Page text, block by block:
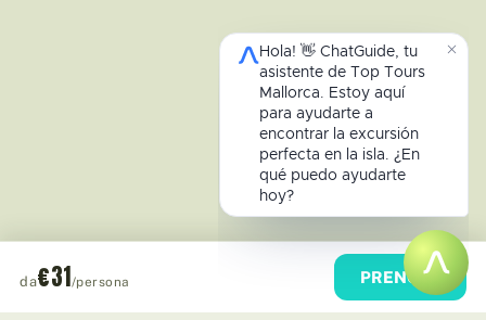
da€31/persona PRENOTA